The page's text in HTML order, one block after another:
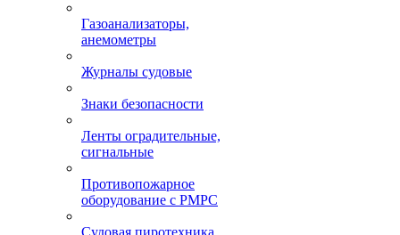
Газоанализаторы,
анемометры
Журналы судовые
Знаки безопасности
Ленты оградительные,
сигнальные
Противопожарное
оборудование с РМРС
Судовая пиротехника